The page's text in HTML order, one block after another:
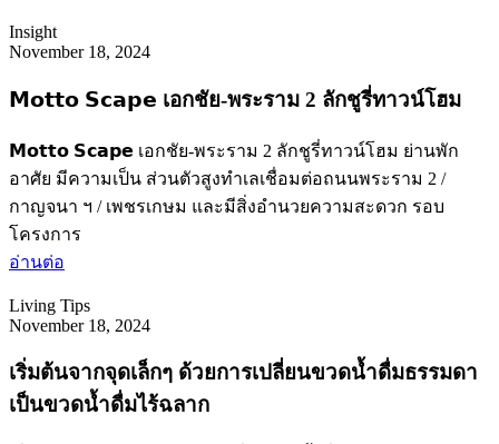
Insight
November 18, 2024
𝗠𝗼𝘁𝘁𝗼 𝗦𝗰𝗮𝗽𝗲 เอกชัย-พระราม 2 ลักชูรี่ทาวน์โฮม
𝗠𝗼𝘁𝘁𝗼 𝗦𝗰𝗮𝗽𝗲 เอกชัย-พระราม 2 ลักชูรี่ทาวน์โฮม ย่านพัก
อาศัย มีความเป็น ส่วนตัวสูงทำเลเชื่อมต่อถนนพระราม 2 /
กาญจนา ฯ / เพชรเกษม และมีสิ่งอำนวยความสะดวก รอบ
โครงการ
อ่านต่อ
Living Tips
November 18, 2024
เริ่มต้นจากจุดเล็กๆ ด้วยการเปลี่ยนขวดน้ำดื่มธรรมดา
เป็นขวดน้ำดื่มไร้ฉลาก